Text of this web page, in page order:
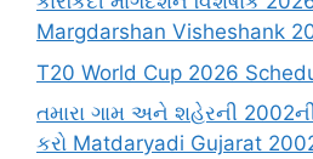
Margdarshan Visheshank
T20 World Cup 2026
તમારા ગામ અને શહેરની
કરો Matdaryadi Gujarat